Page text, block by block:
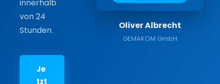
innerhalb
von 24
Stunden.
Je
tzt
Oliver Albrecht
GEMAKOM GmbH